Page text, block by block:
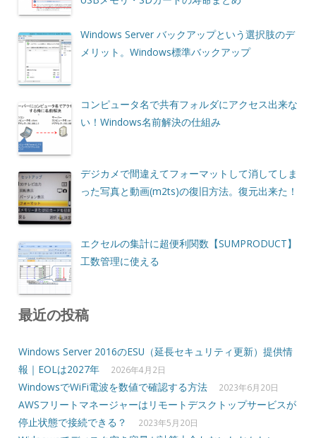
Windows Server バックアップという選択肢のデ
メリット。Windows標準バックアップ
コンピュータ名で共有フォルダにアクセス出来な
い！Windows名前解決の仕組み
デジカメで間違えてフォーマットして消してしま
った写真と動画(m2ts)の復旧方法。復元出来た！
エクセルの集計に超便利関数【SUMPRODUCT】
工数管理に使える
最近の投稿
Windows Server 2016のESU（延長セキュリティ更新）提供情
報｜EOLは2027年
2026年4月2日
WindowsでWiFi電波を数値で確認する方法 2023年6月20日
AWSフリートマネージャーはリモートデスクトップサービスが
停止状態で接続できる？
2023年5月20日